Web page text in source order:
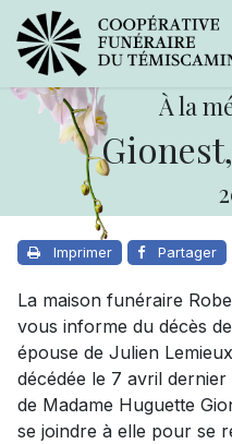
À la
Imprimer Partager
La maison funéraire
vous informe du décès
épouse de Julien
décédée le 7 avril dernier
de Madame Huguette
se joindre à elle pour se